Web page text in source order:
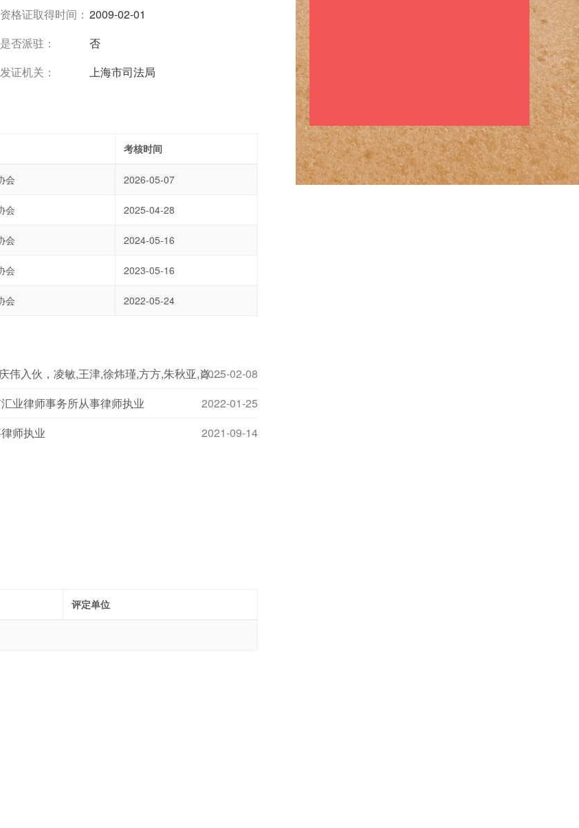
资格证取得时间： 2009-02-01
是否派驻：
否
发证机关： 上海市司法局
考核时间
会 2026-05-07
会 2025-04-28
会 2024-05-16
会 2023-05-16
会 2022-05-24
2025-02-08
吴兰,林泽昕,梁寓禹,沙悦笛,蒋唐沁,肖瑶,王崇青,商庆伟入伙，凌敏,王津,徐炜瑾,方方,朱秋亚,肖奕,俞鑫,是彦退伙
2022-01-25
业律师事务所从事律师执业
2021-09-14
师执业
评定单位